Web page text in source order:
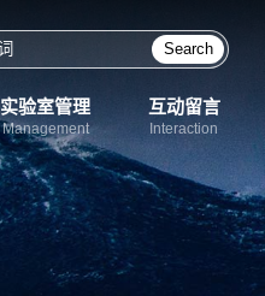
实验室管理
Management
互动留言
Interaction
Search